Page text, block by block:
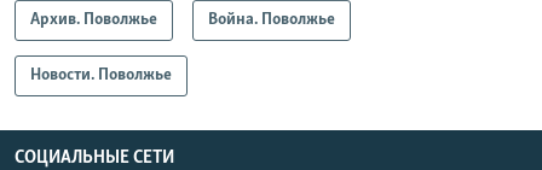
Архив. Поволжье Война. Поволжье
Новости. Поволжье
СОЦИАЛЬНЫЕ СЕТИ